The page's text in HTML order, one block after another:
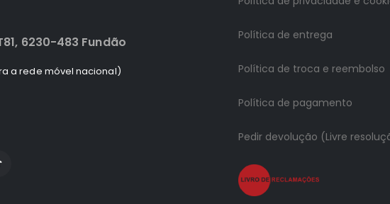
6230-483 Fundão
a rede móvel nacional)
Política de entrega
Política de troca e reembolso
Política de pagamento
Pedir devolução (Livre